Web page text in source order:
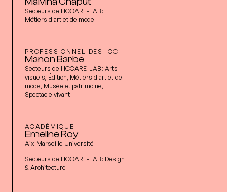
Secteurs de l'ICCARE-LAB:
Métiers d'art et de mode
PROFESSIONNEL DES ICC
Manon Barbe
Secteurs de l'ICCARE-LAB: Arts
visuels, Édition, Métiers d'art et de
mode, Musée et patrimoine,
Spectacle vivant
ACADÉMIQUE
Emeline Roy
Aix-Marseille Université
Secteurs de l'ICCARE-LAB: Design
& Architecture